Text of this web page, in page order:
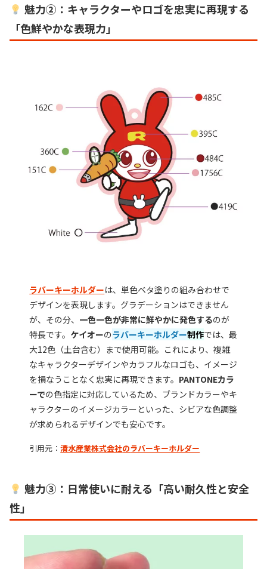
魅力②：キャラクターやロゴを忠実に再現する
「色鮮やかな表現力」
ラバーキーホルダーは、単色ベタ塗りの組み合わせで
デザインを表現します。グラデーションはできません
が、その分、 一色一色が非常に鮮やかに発色するのが
特長です。 ケイオーのラバーキーホルダー制作では、最
大12色（土台含む）まで使用可能。これにより、複雑
なキャラクターデザインやカラフルなロゴも、イメージ
を損なうことなく忠実に再現できます。 PANTONEカラ
ーでの色指定に対応しているため、ブランドカラーやキ
ャラクターのイメージカラーといった、シビアな色調整
が求められるデザインでも安心です。
引用元：清水産業株式会社のラバーキーホルダー
魅力③：日常使いに耐える「高い耐久性と安全
性」